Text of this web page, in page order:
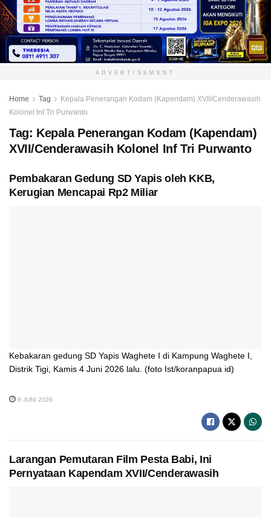
ADVERTISEMENT
Home Tag
Kepala Penerangan Kodam (Kapendam) XVII/Cenderawasih
Kolonel Inf Tri Purwanto
Tag: Kepala Penerangan Kodam (Kapendam)
XVII/Cenderawasih Kolonel Inf Tri Purwanto
Pembakaran Gedung SD Yapis oleh KKB,
Kerugian Mencapai Rp2 Miliar
Kebakaran gedung SD Yapis Waghete I di Kampung Waghete I,
Distrik Tigi, Kamis 4 Juni 2026 lalu. (foto Ist/koranpapua id)
8 JUNI 2026
Larangan Pemutaran Film Pesta Babi, Ini
Pernyataan Kapendam XVII/Cenderawasih